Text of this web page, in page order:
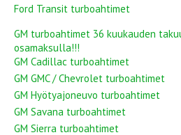
Ford Transit turboahtimet
GM turboahtimet 36 kuukauden
osamaksulla!!!
GM Cadillac turboahtimet
GM GMC / Chevrolet turboahtimet
GM Hyötyajoneuvo turboahtimet
GM Savana turboahtimet
GM Sierra turboahtimet